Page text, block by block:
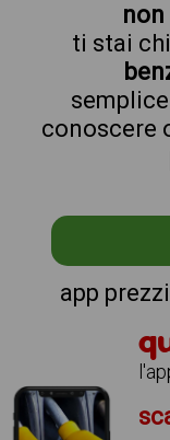
non
ti stai
semplice
conoscere
app